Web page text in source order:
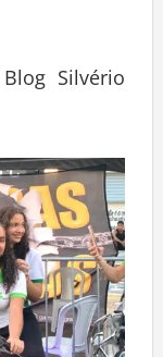
Silvério